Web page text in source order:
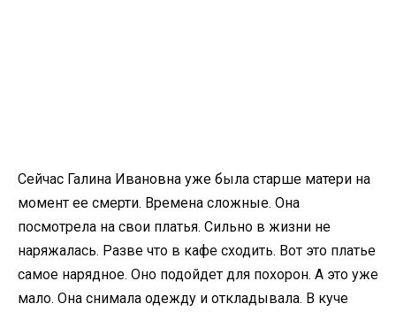
Сейчас Галина Ивановна уже была старше матери на
момент ее смерти. Времена сложные. Она
посмотрела на свои платья. Сильно в жизни не
наряжалась. Разве что в кафе сходить. Вот это платье
самое нарядное. Оно подойдет для похорон. А это уже
мало. Она снимала одежду и откладывала. В куче